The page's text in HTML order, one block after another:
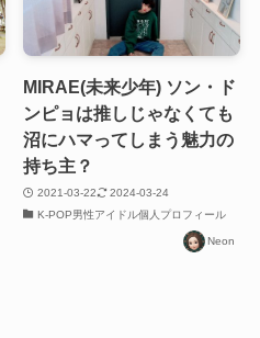
MIRAE(未来少年) ソン・ド
ンピョは推しじゃなくても
沼にハマってしまう魅力の
持ち主？
2021-03-22
2024-03-24
K-POP男性アイドル個人プロフィール
Neon